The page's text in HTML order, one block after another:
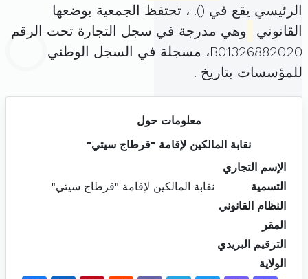
الرئيسي يقع في (). ، تحتفظ الجمعية بوضعها
القانوني
وهي مدرجة في سجل التجارة تحت الرقم
B01326882020، مسجلة في السجل الوطني
للمؤسسات بتاريخ .
معلومات حول
نقابة المالكين لإقامة "قرطاج سيتي"
الإسم التجاري
التسمية
نقابة المالكين لإقامة "قرطاج سيتي"
النظام القانوني
المقر
الترقيم البريدي
الولاية